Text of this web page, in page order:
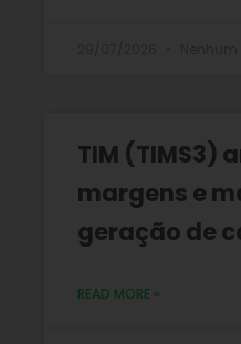
TIM (TIMS3)
margens e
geração de
READ MORE »